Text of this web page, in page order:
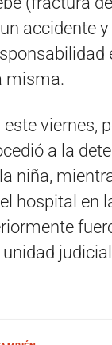
accidente y
misma.
viernes,
a la
niña,
hospital en